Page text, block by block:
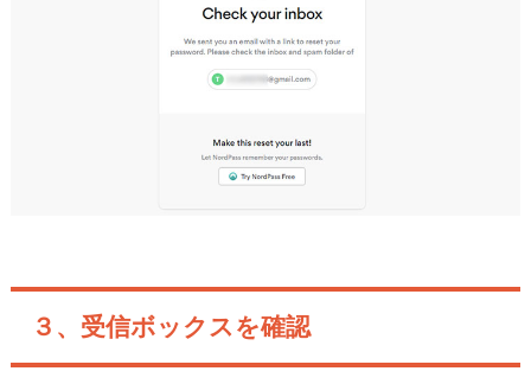
３、受信ボックスを確認